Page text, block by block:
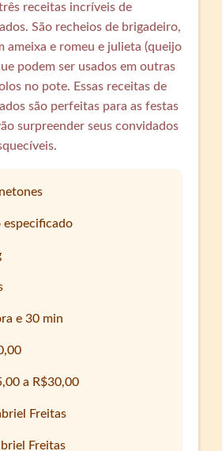
receitas incríveis de
São recheios de brigadeiro,
ameixa e romeu e julieta (queijo
podem ser usados em outras
no pote. Essas receitas de
são perfeitas para as festas
surpreender seus convidados
especificado
e 30 min
a R$30,00
Freitas
Freitas